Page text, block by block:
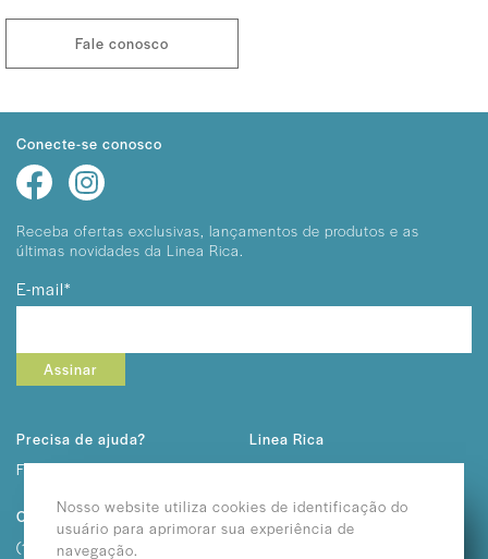
Fale conosco
Conecte-se conosco
Receba ofertas exclusivas, lançamentos de produtos e as
últimas novidades da Linea Rica.
E-mail*
Assinar
Precisa de ajuda?
Fale conosco
Contato
(11) 2292-3232
Linea Rica
Sobre Nós
Nosso website utiliza cookies de identificação do
usuário para aprimorar sua experiência de
navegação.